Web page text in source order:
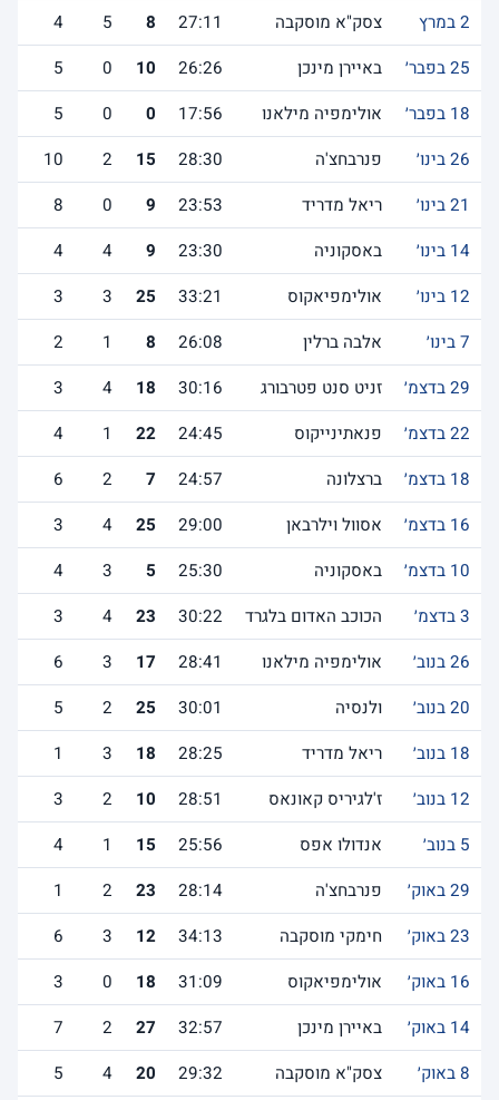
2 במרץ
צסק"א מוסקבה 27:11
8
5
4
25 בפבר׳
באיירן מינכן 26:26
10
0
5
18 בפבר׳
אולימפיה מילאנו 17:56
0
0
5
26 בינו׳
פנרבחצ'ה 28:30
15
2
10
21 בינו׳
ריאל מדריד 23:53
9
0
8
14 בינו׳
באסקוניה 23:30
9
4
4
12 בינו׳
אולימפיאקוס 33:21
25
3
3
7 בינו׳
אלבה ברלין 26:08
8
1
2
29 בדצמ׳
זניט סנט פטרבורג 30:16
18
4
3
22 בדצמ׳
פנאתינייקוס 24:45
22
1
4
18 בדצמ׳
ברצלונה 24:57
7
2
6
16 בדצמ׳
אסוול וילרבאן 29:00
25
4
3
10 בדצמ׳
באסקוניה 25:30
5
3
4
3 בדצמ׳
הכוכב האדום בלגרד 30:22
23
4
3
26 בנוב׳
אולימפיה מילאנו 28:41
17
3
6
20 בנוב׳
ולנסיה 30:01
25
2
5
18 בנוב׳
ריאל מדריד 28:25
18
3
1
12 בנוב׳
ז'לגיריס קאונאס 28:51
10
2
3
5 בנוב׳
אנדולו אפס 25:56
15
1
4
29 באוק׳
פנרבחצ'ה 28:14
23
2
1
23 באוק׳
חימקי מוסקבה 34:13
12
3
6
16 באוק׳
אולימפיאקוס 31:09
18
0
3
14 באוק׳
באיירן מינכן 32:57
27
2
7
8 באוק׳
צסק"א מוסקבה 29:32
20
4
5